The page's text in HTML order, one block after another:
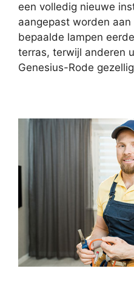
een volledig nieuwe
aangepast worden
bepaalde lampen
terras, terwijl anderen
Genesius-Rode gezellig